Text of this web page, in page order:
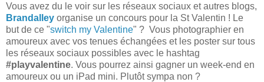
Vous avez du le voir sur les réseaux sociaux et autres blogs,
Brandalley organise un concours pour la St Valentin ! Le
but de ce "switch my Valentine" ? Vous photographier en
amoureux avec vos tenues échangées et les poster sur tous
les réseaux sociaux possibles avec le hashtag
#playvalentine. Vous pourrez ainsi gagner un week-end en
amoureux ou un iPad mini. Plutôt sympa non ?